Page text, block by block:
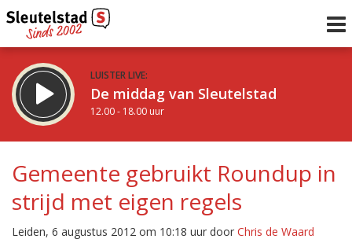
LUISTER LIVE:
De middag van Sleutelstad
12.00 - 18.00 uur
De vrijdagavond met Keanu
18.00 - 19.00 uur
Vorig uur
uur 1 van 0
Inklappen
Gemeente gebruikt Roundup in
strijd met eigen regels
Leiden, 6 augustus 2012 om 10:18 uur door Chris de Waard